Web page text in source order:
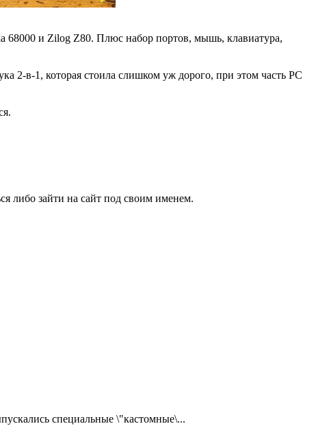
68000 и Zilog Z80. Плюс набор портов, мышь, клавиатура,
2-в-1, которая стоила слишком уж дорого, при этом часть PC
либо зайти на сайт под своим именем.
специальные \"кастомные\...